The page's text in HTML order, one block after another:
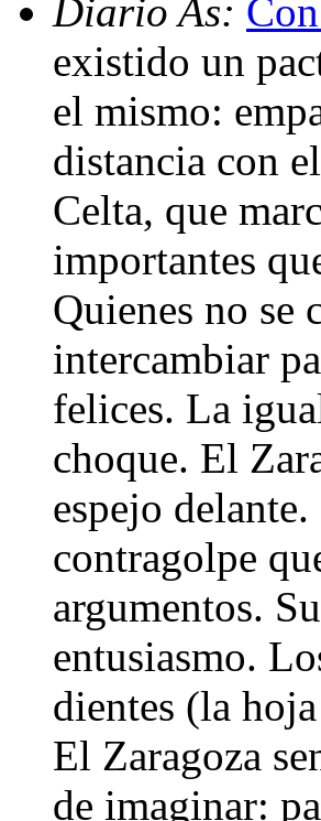
Diario As:
existido un
el mismo:
distancia con
Celta, que
importantes
Quienes no se
intercambiar
felices. La
choque. El
espejo
contragolpe
argumentos.
entusiasmo.
dientes (la
El Zaragoza
de imaginar: